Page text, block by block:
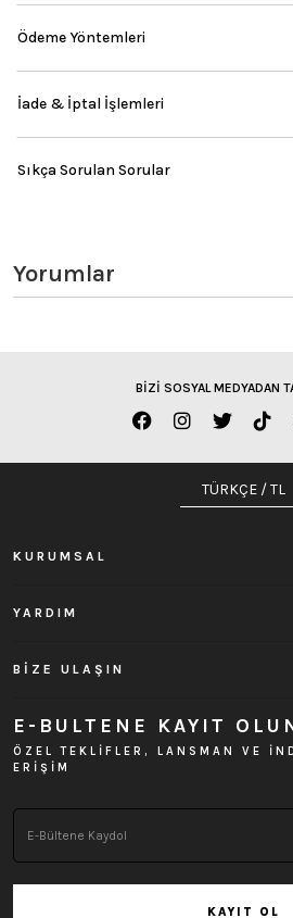
Ödeme Yöntemleri
İade & İptal İşlemleri
Sıkça Sorulan Sorular
Yorumlar
BİZİ SOSYAL MEDYADAN
TÜRKÇE / TL
KURUMSAL
YARDIM
BİZE ULAŞIN
E-BULTENE KAYIT
ÖZEL TEKLİFLER, LANSMAN VE
ERİŞİM
KAYIT OL